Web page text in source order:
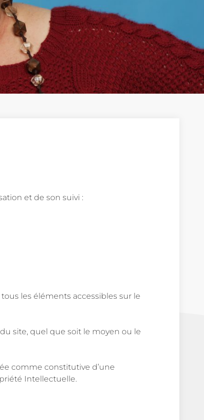
et de son suivi :
les éléments accessibles sur le
site, quel que soit le moyen ou le
comme constitutive d’une
Intellectuelle.